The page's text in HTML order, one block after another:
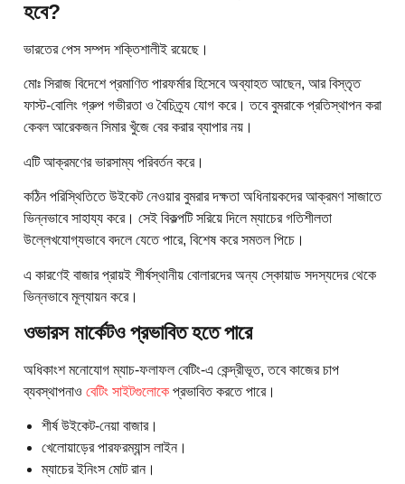
হবে?
ভারতের পেস সম্পদ শক্তিশালীই রয়েছে।
মোঃ সিরাজ বিদেশে প্রমাণিত পারফর্মার হিসেবে অব্যাহত আছেন, আর বিস্তৃত
ফাস্ট-বোলিং গ্রুপ গভীরতা ও বৈচিত্র্য যোগ করে। তবে বুমরাকে প্রতিস্থাপন করা
কেবল আরেকজন সিমার খুঁজে বের করার ব্যাপার নয়।
এটি আক্রমণের ভারসাম্য পরিবর্তন করে।
কঠিন পরিস্থিতিতে উইকেট নেওয়ার বুমরার দক্ষতা অধিনায়কদের আক্রমণ সাজাতে
ভিন্নভাবে সাহায্য করে। সেই বিকল্পটি সরিয়ে দিলে ম্যাচের গতিশীলতা
উল্লেখযোগ্যভাবে বদলে যেতে পারে, বিশেষ করে সমতল পিচে।
এ কারণেই বাজার প্রায়ই শীর্ষস্থানীয় বোলারদের অন্য স্কোয়াড সদস্যদের থেকে
ভিন্নভাবে মূল্যায়ন করে।
ওভারস মার্কেটও প্রভাবিত হতে পারে
অধিকাংশ মনোযোগ ম্যাচ-ফলাফল বেটিং-এ কেন্দ্রীভূত, তবে কাজের চাপ
ব্যবস্থাপনাও বেটিং সাইটগুলোকে প্রভাবিত করতে পারে।
শীর্ষ উইকেট-নেয়া বাজার।
খেলোয়াড়ের পারফরম্যান্স লাইন।
ম্যাচের ইনিংস মোট রান।